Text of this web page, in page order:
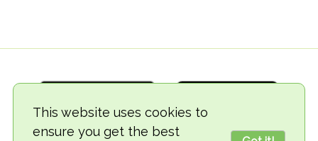
This website uses cookies to
ensure you get the best